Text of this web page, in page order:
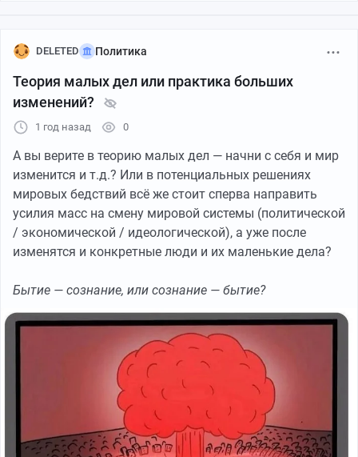
DELETED Политика
Теория малых дел или практика больших
изменений?
1 год назад 0
А вы верите в теорию малых дел — начни с себя и мир
изменится и т.д.? Или в потенциальных решениях
мировых бедствий всё же стоит сперва направить
усилия масс на смену мировой системы (политической
/ экономической / идеологической), а уже после
изменятся и конкретные люди и их маленькие дела?
Бытие — сознание, или сознание — бытие?